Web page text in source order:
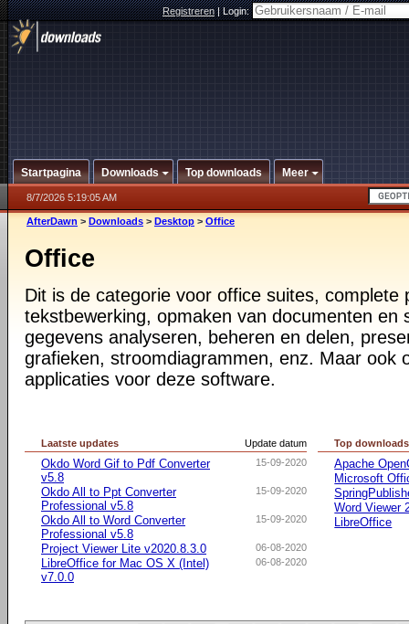
Registreren|Login:
Startpagina Downloads Top downloads Meer
8/7/2026 5:19:05 AM
AfterDawn > Downloads > Desktop > Office
Office
Dit is de categorie voor office suites, complete
tekstbewerking, opmaken van documenten en
gegevens analyseren, beheren en delen,
grafieken, stroomdiagrammen, enz. Maar ook
applicaties voor deze software.
Update datum
Laatste updates
15-09-2020
Okdo Word Gif to Pdf Converter
v5.8
15-09-2020
Okdo All to Ppt Converter
Professional v5.8
15-09-2020
Okdo All to Word Converter
Professional v5.8
06-08-2020
Project Viewer Lite v2020.8.3.0
06-08-2020
LibreOffice for Mac OS X (Intel)
v7.0.0
Top downloads
Apache
Microsoft
Word Viewer
LibreOffice